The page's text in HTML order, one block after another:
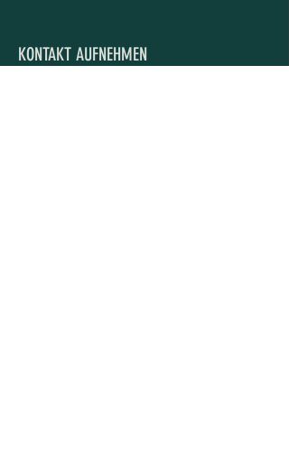
KONTAKT AUFNEHMEN